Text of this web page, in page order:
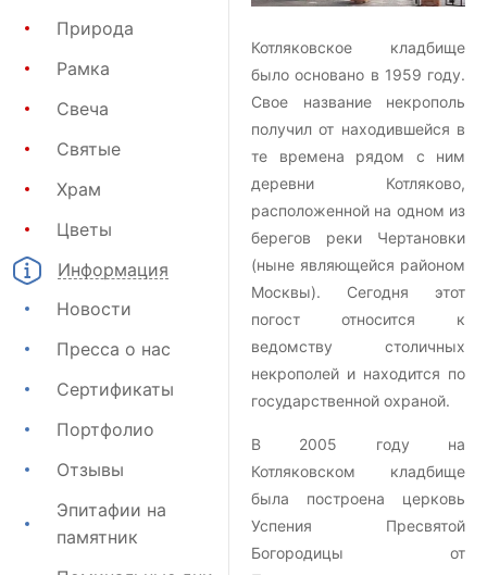
Природа
Рамка
Свеча
Святые
Храм
Цветы
Информация
Новости
Пресса о нас
Сертификаты
Портфолио
Отзывы
Эпитафии на
памятник
Котляковское кладбище
было основано в 1959 году.
Свое название некрополь
получил от находившейся в
те времена рядом с ним
деревни Котляково,
расположенной на одном из
берегов реки Чертановки
(ныне являющейся районом
Москвы). Сегодня этот
погост относится к
ведомству столичных
некрополей и находится по
государственной охраной.
В 2005 году на
Котляковском кладбище
была построена церковь
Успения Пресвятой
Богородицы от